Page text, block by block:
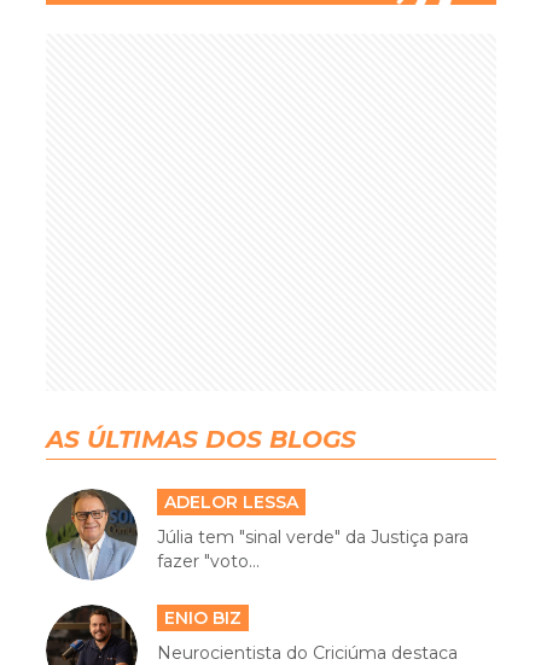
AS ÚLTIMAS DOS BLOGS
ADELOR LESSA
Júlia tem "sinal verde" da Justiça para
fazer "voto...
ENIO BIZ
Neurocientista do Criciúma destaca